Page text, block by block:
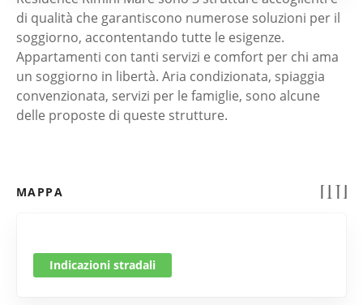
di qualità che garantiscono numerose soluzioni per il
soggiorno, accontentando tutte le esigenze.
Appartamenti con tanti servizi e comfort per chi ama
un soggiorno in libertà. Aria condizionata, spiaggia
convenzionata, servizi per le famiglie, sono alcune
delle proposte di queste strutture.
MAPPA
Indicazioni stradali